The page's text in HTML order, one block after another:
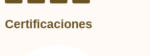
Certificaciones